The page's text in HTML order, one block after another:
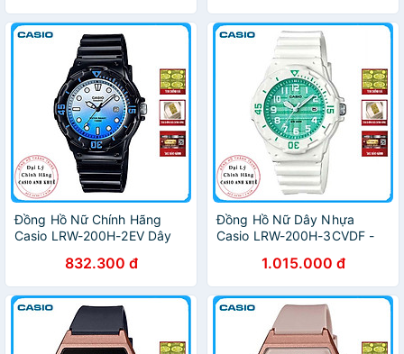
Đồng Hồ Nữ Chính Hãng
Casio LRW-200H-2EV Dây
832.300 đ
Đồng Hồ Nữ Dây Nhựa
Casio LRW-200H-3CVDF -
1.015.000 đ